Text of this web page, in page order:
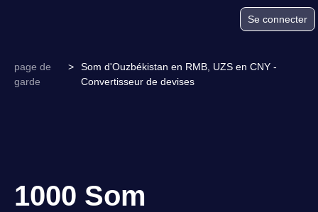
Se connecter
page de
garde
>
Som d'Ouzbékistan en RMB, UZS en CNY -
Convertisseur de devises
1000 Som